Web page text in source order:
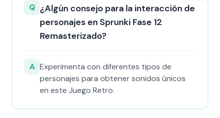
Q ¿Algún consejo para la interacción de
personajes en Sprunki Fase 12
Remasterizado?
A Experimenta con diferentes tipos de
personajes para obtener sonidos únicos
en este Juego Retro.